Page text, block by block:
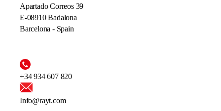
Apartado Correos 39
E-08910 Badalona
Barcelona - Spain
+34 934 607 820
Info@rayt.com